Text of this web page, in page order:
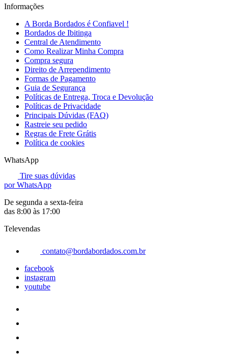
Informações
A Borda Bordados é Confiavel !
Bordados de Ibitinga
Central de Atendimento
Como Realizar Minha Compra
Compra segura
Direito de Arrependimento
Formas de Pagamento
Guia de Segurança
Políticas de Entrega, Troca e Devolução
Políticas de Privacidade
Principais Dúvidas (FAQ)
Rastreie seu pedido
Regras de Frete Grátis
Política de cookies
WhatsApp
Tire suas dúvidas
por WhatsApp
De segunda a sexta-feira
das 8:00 às 17:00
Televendas
contato@bordabordados.com.br
facebook
instagram
youtube